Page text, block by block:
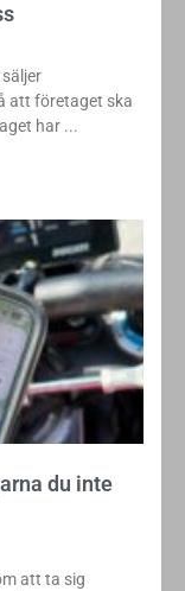
att företaget ska
har
du inte
att ta sig